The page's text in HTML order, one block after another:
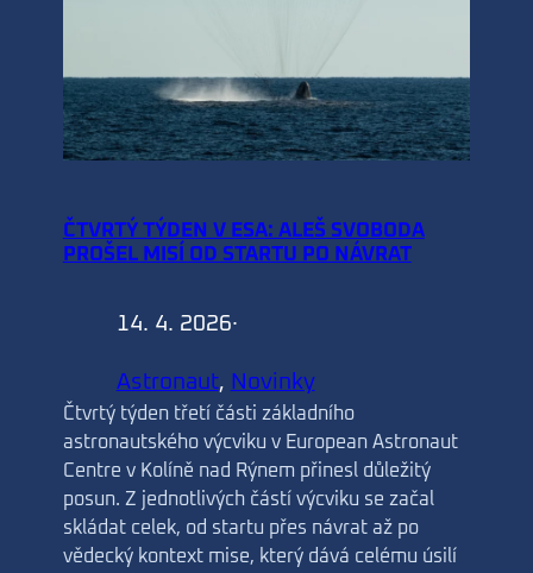
ČTVRTÝ TÝDEN V ESA: ALEŠ SVOBODA
PROŠEL MISÍ OD STARTU PO NÁVRAT
14. 4. 2026·
Astronaut, Novinky
Čtvrtý týden třetí části základního
astronautského výcviku v European Astronaut
Centre v Kolíně nad Rýnem přinesl důležitý
posun. Z jednotlivých částí výcviku se začal
skládat celek, od startu přes návrat až po
vědecký kontext mise, který dává celému úsilí